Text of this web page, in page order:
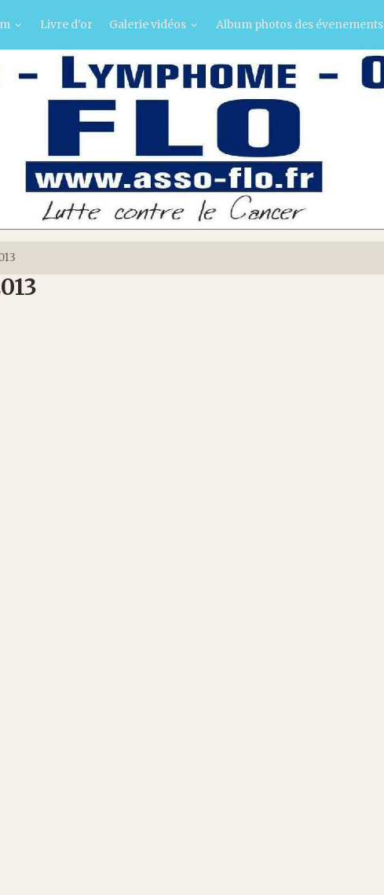
Livre d'or Galerie vidéos Album photos des évenements